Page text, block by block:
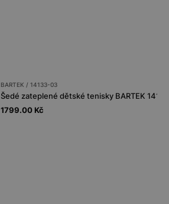
BARTEK / 14133-03
Šedé zateplené dětské tenisky BARTEK
1799.00 Kč